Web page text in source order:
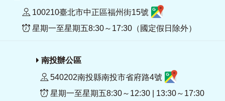
100210臺北市中正區福州街15號
星期一至星期五8:30～17:30（國定假日除外）
南投辦公區
540202南投縣南投市省府路4號
星期一至星期五8:30～12:30 | 13:30～17:30